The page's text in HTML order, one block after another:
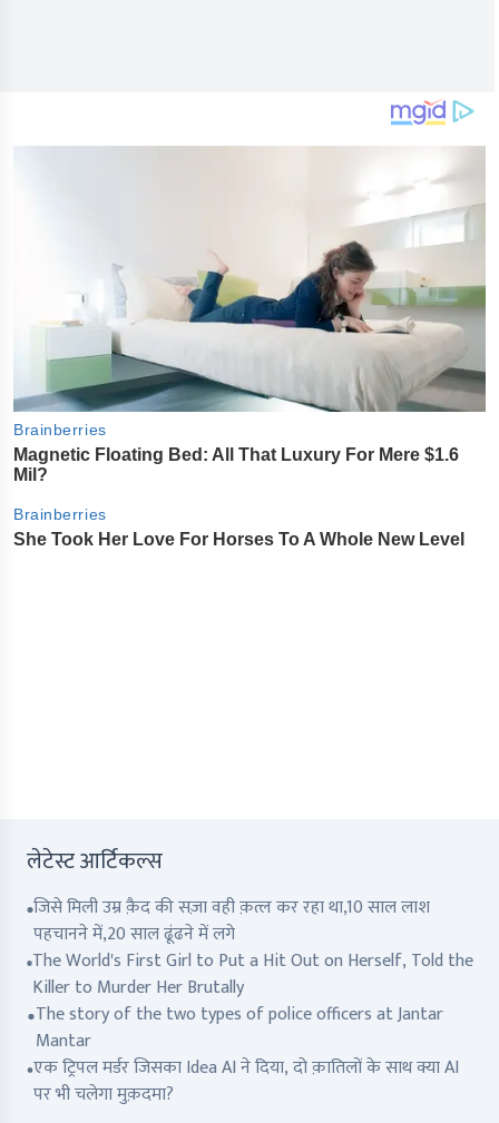
लेटेस्ट आर्टिकल्स
जिसे मिली उम्र क़ैद की सज़ा वही क़त्ल कर रहा था,10 साल लाश
पहचानने में,20 साल ढूंढने में लगे
The World's First Girl to Put a Hit Out on Herself, Told the
Killer to Murder Her Brutally
The story of the two types of police officers at Jantar
Mantar
एक ट्रिपल मर्डर जिसका Idea AI ने दिया, दो क़ातिलों के साथ क्या AI
पर भी चलेगा मुक़दमा?